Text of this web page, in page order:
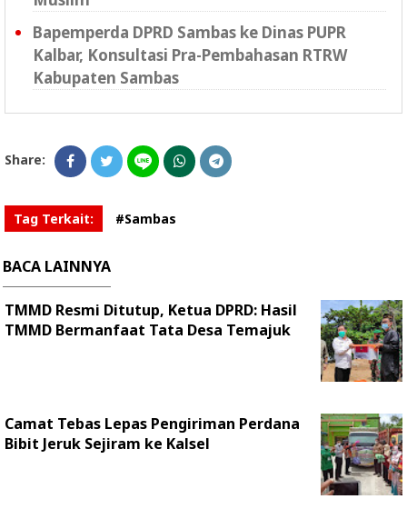
Bapemperda DPRD Sambas ke Dinas PUPR
Kalbar, Konsultasi Pra-Pembahasan RTRW
Kabupaten Sambas
Share:
Tag Terkait: #Sambas
BACA LAINNYA
TMMD Resmi Ditutup, Ketua DPRD: Hasil
TMMD Bermanfaat Tata Desa Temajuk
Camat Tebas Lepas Pengiriman Perdana
Bibit Jeruk Sejiram ke Kalsel